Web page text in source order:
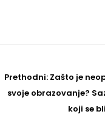
navigation
Prethodni: Prethodni
post
Zašto je
svoje obrazovanje?
koji se